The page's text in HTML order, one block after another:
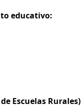
educativo:
Escuelas Rurales)